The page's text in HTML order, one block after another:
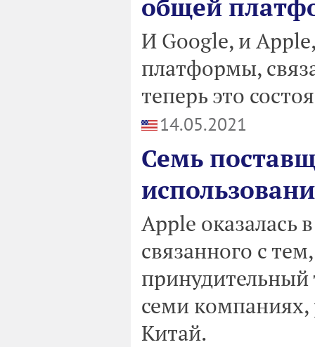
общей
И Google, и
платформы,
теперь это
14.05.2021
Семь
Apple оказалась
связанного с
принудительный
семи
Китай.